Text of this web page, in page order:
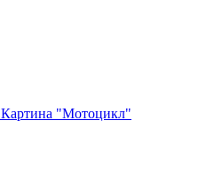
Картина "Мотоцикл"